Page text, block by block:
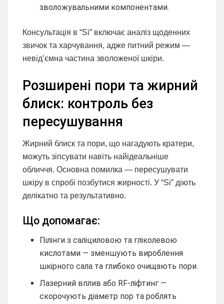
зволожувальними компонентами.
Консультація в “Si” включає аналіз щоденних
звичок та харчування, адже питний режим —
невід’ємна частина зволоженої шкіри.
Розширені пори та жирний
блиск: контроль без
пересушування
Жирний блиск та пори, що нагадують кратери,
можуть зіпсувати навіть найідеальніше
обличчя. Основна помилка — пересушувати
шкіру в спробі позбутися жирності. У “Si” діють
делікатно та результативно.
Що допомагає:
Пілінги з саліциловою та гліколевою
кислотами — зменшують вироблення
шкірного сала та глибоко очищають пори.
Лазерний вплив або RF-ліфтинг —
скорочують діаметр пор та роблять